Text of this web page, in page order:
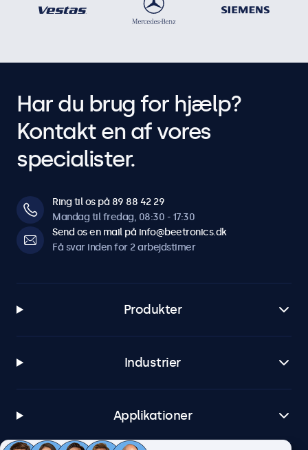
Har du brug for hjælp?
Kontakt en af vores
specialister.
Ring til os på 89 88 42 29
Mandag til fredag, 08:30 - 17:30
Send os en mail på info@beetronics.dk
Få svar inden for 2 arbejdstimer
Produkter
Industrier
Applikationer